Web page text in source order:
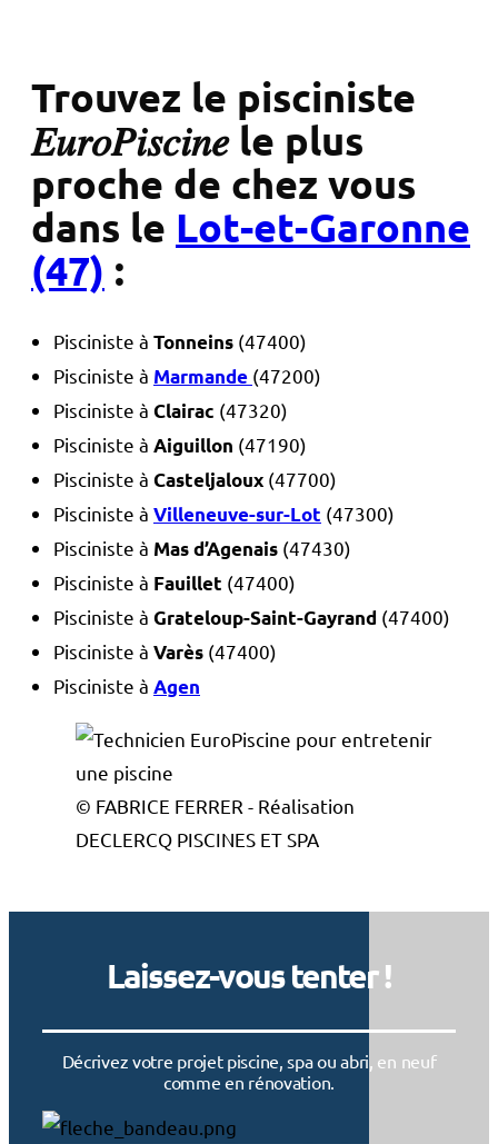
Trouvez le pisciniste
𝐸𝑢𝑟𝑜𝑃𝑖𝑠𝑐𝑖𝑛𝑒 le plus
proche de chez vous
dans le Lot-et-Garonne
(47) :
Pisciniste à Tonneins (47400)
Pisciniste à Marmande (47200)
Pisciniste à Clairac (47320)
Pisciniste à Aiguillon (47190)
Pisciniste à Casteljaloux (47700)
Pisciniste à Villeneuve-sur-Lot (47300)
Pisciniste à Mas d’Agenais (47430)
Pisciniste à Fauillet (47400)
Pisciniste à Grateloup-Saint-Gayrand (47400)
Pisciniste à Varès (47400)
Pisciniste à Agen
© FABRICE FERRER - Réalisation
DECLERCQ PISCINES ET SPA
Laissez-vous tenter !
Décrivez votre projet piscine, spa ou abri, en neuf
comme en rénovation.